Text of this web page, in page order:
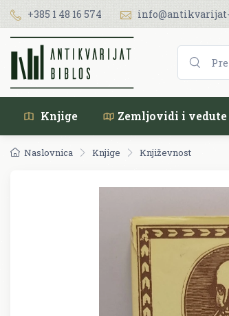
+385 1 48 16 574
Knjige Zemljovidi i vedute
Naslovnica Knjige Književnost